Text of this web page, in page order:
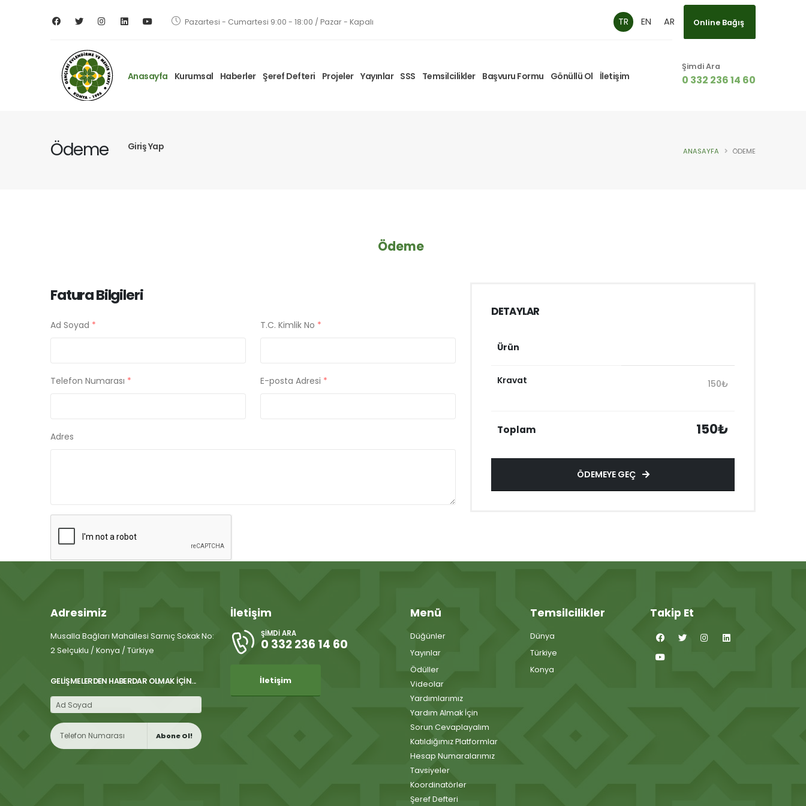
Pazartesi - Cumartesi 9:00 - 18:00 / Pazar - Kapalı TR EN AR Online Bağış
Anasayfa Kurumsal Haberler Şeref Defteri Projeler Yayınlar SSS Temsilcilikler Başvuru Formu Gönüllü Ol İletişim
Giriş Yap
Şimdi Ara
0 332 236 14 60
Ödeme ANASAYFA ÖDEME
Ödeme
Fatura Bilgileri
Ad Soyad * T.C. Kimlik No *
Telefon Numarası * E-posta Adresi *
Adres
DETAYLAR
Ürün
Kravat 150₺
Toplam 150₺
ÖDEMEYE GEÇ
Adresimiz
Musalla Bağları Mahallesi Sarnıç Sokak No:
2 Selçuklu / Konya / Türkiye
GELIŞMELERDEN HABERDAR OLMAK İÇIN...
Abone Ol!
İletişim
ŞIMDI ARA
0 332 236 14 60
İletişim
Menü
Düğünler
Yayınlar
Ödüller
Videolar
Yardımlarımız
Yardım Almak İçin
Sorun Cevaplayalım
Katıldığımız Platformlar
Hesap Numaralarımız
Tavsiyeler
Koordinatörler
Şeref Defteri
Temsilcilikler
Dünya
Türkiye
Konya
Takip Et